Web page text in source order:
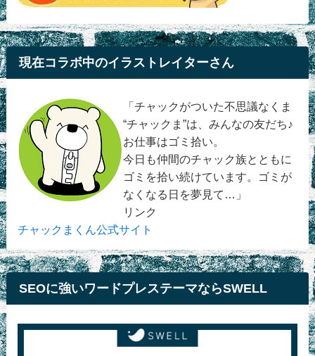
現在コラボ中のイラストレイターさん
「チャックがついた不思議なくま
“チャックま”は、みんなの友だち♪
お仕事はゴミ拾い。
今日も仲間のチャック族とともに
ゴミを拾い続けています。ゴミが
なくなる日を夢見て…」
リンク
チャックまくん公式サイト
SEOに強いワードプレステーマならSWELL